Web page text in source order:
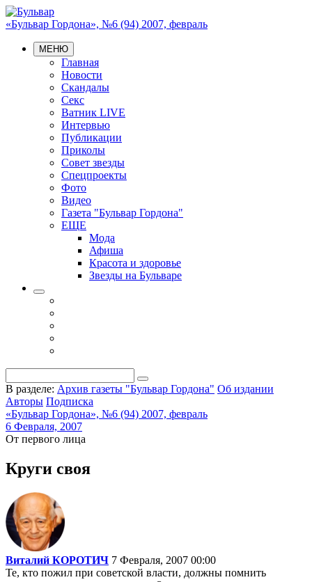
«Бульвар Гордона», №6 (94) 2007, февраль
МЕНЮ
Главная
Новости
Скандалы
Секс
Ватник LIVE
Интервью
Публикации
Приколы
Совет звезды
Спецпроекты
Фото
Видео
Газета "Бульвар Гордона"
ЕЩЕ
Мода
Афиша
Красота и здоровье
Звезды на Бульваре
В разделе: Архив газеты "Бульвар Гордона" Об издании
Авторы Подписка
«Бульвар Гордона», №6 (94) 2007, февраль
6 Февраля, 2007
От первого лица
Круги своя
Виталий КОРОТИЧ 7 Февраля, 2007 00:00
Те, кто пожил при советской власти, должны помнить